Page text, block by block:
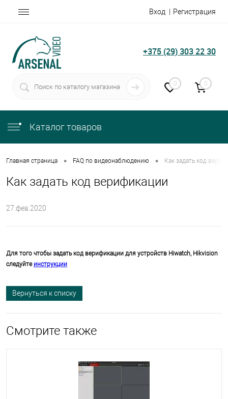
Вход Регистрация
+375 (29) 303 22 30
0 0
Каталог товаров
Главная страница • FAQ по видеонаблюдению • Как задать код
Как задать код верификации
27.фев.2020
Для того чтобы задать код верификации для устройств Hiwatch, Hikvision
следуйте инструкции
Вернуться к списку
Смотрите также